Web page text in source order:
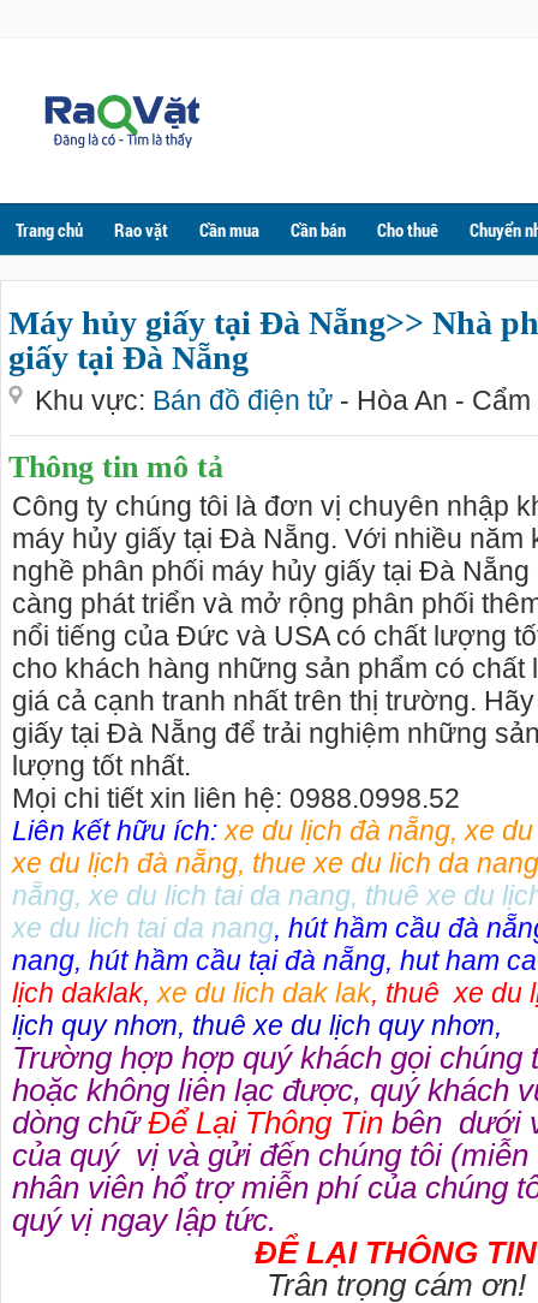
Trang chủ Rao vặt Cần mua Cần bán Cho thuê Chuyển
Máy hủy giấy tại Đà Nẵng>> Nhà
giấy tại Đà Nẵng
Khu vực: Bán đồ điện tử - Hòa An - Cẩm
Thông tin mô tả
Công ty chúng tôi là đơn vị chuyên nhập
máy hủy giấy tại Đà Nẵng. Với nhiều năm
nghề phân phối máy hủy giấy tại Đà
càng phát triển và mở rộng phân phối
nổi tiếng của Đức và USA có chất lượng
cho khách hàng những sản phẩm có chất
giá cả cạnh tranh nhất trên thị trường.
giấy tại Đà Nẵng để trải nghiệm những
lượng tốt nhất.
Mọi chi tiết xin liên hệ: 0988.0998.52
Liên kết hữu ích:xe du lịch đà nẵng,xe
xe du lịch đà nẵng, thue xe du lich da nang
nẵng,xe du lich tai da nang, thuê xe du
xe du lich tai da nang, hút hầm cầu đà
nang, hút hầm cầu tại đà nẵng, hut ham
lịch daklak,xe du lich dak lak, thuê xe du
lịch quy nhơn, thuê xe du lịch quy nhơn,
Trường hợp hợp quý khách gọi chúng
hoặc không liên lạc được, quý khách
dòng chữĐể Lại Thông Tin bên dưới
của quý vị và gửi đến chúng tôi
nhân viên hổ trợ miễn phí của chúng
quý vị ngay lập tức.
ĐỂ LẠI THÔNG TIN
Trân trọng cám ơn!
cho thue
phú yên
thuê xe
thuê xe
cho
đà nẵng,
Cho thuê nhà nguyên căn Phú Yên, chuyên cho
thuê nhà nguyên căn tại Phú Yên
Chúng tôi hiên đang cho thuê nhà nguyên căn
tại Tuy Hòa - Phú Yên.